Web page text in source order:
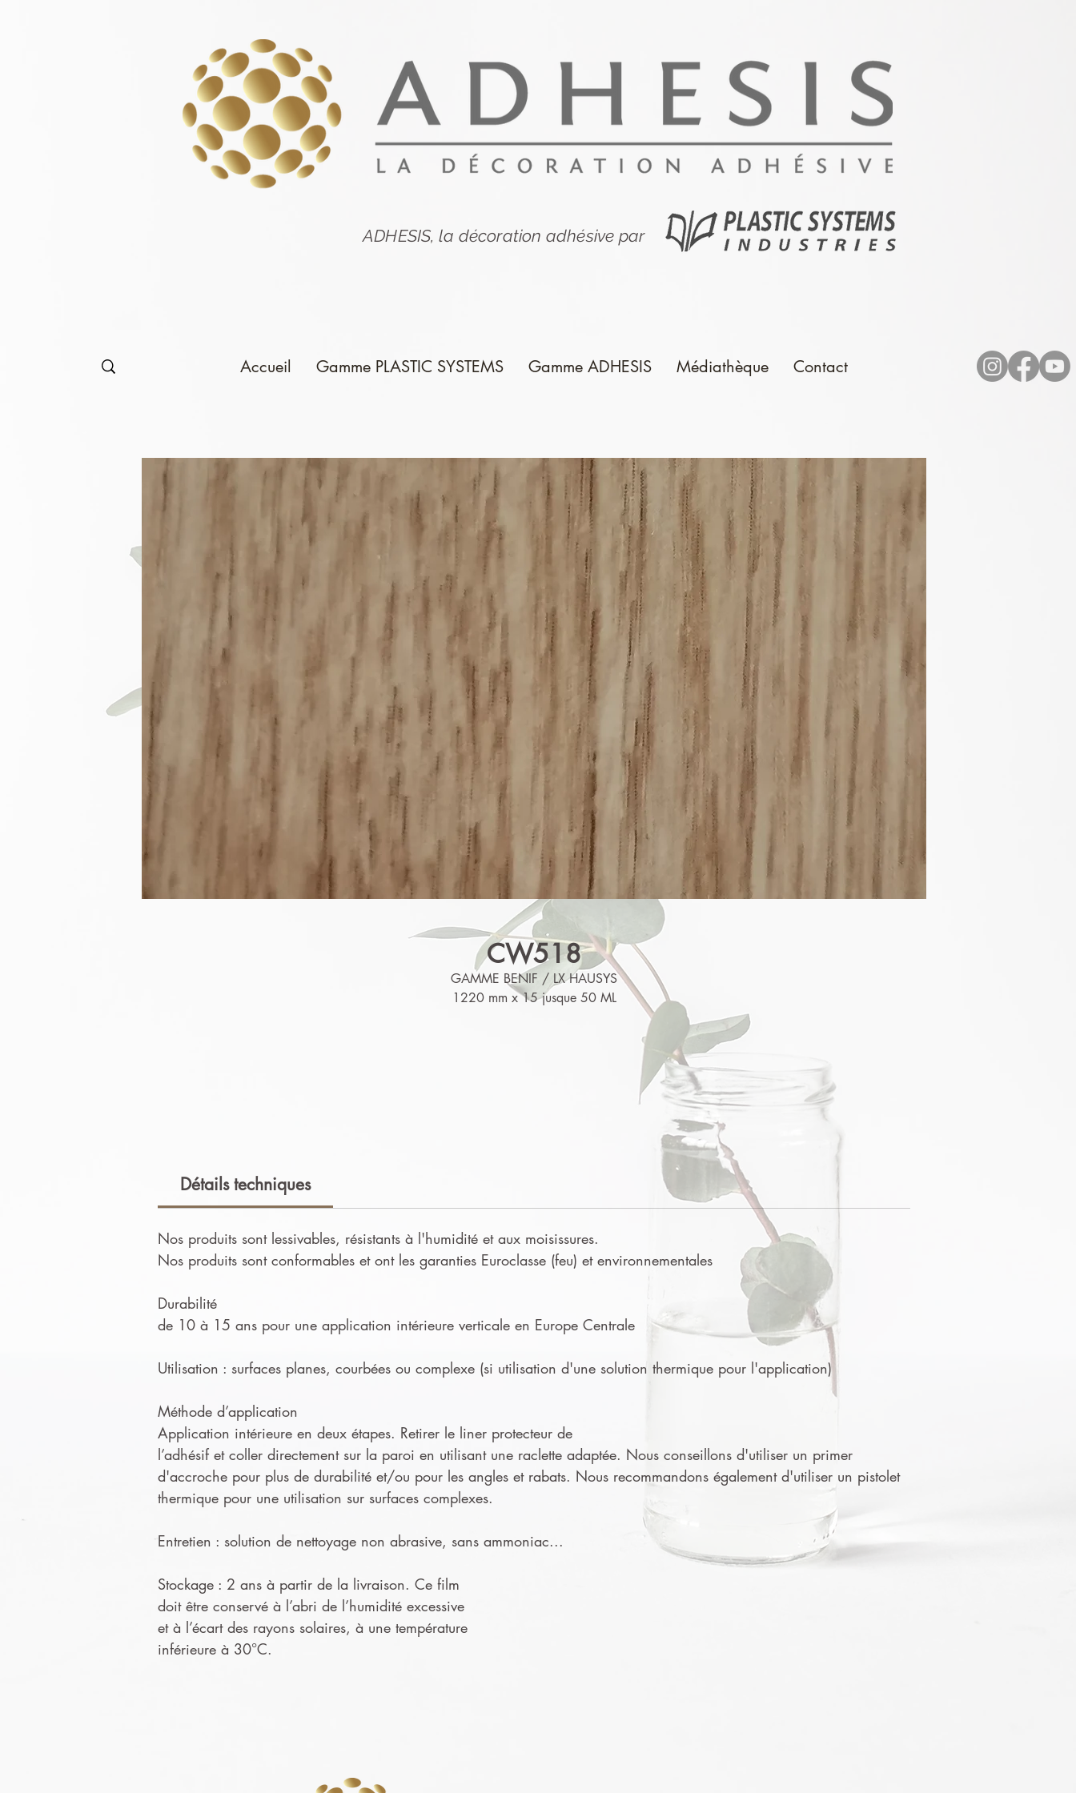
ADHESIS, la décoration adhésive par
Accueil Gamme PLASTIC SYSTEMS Gamme ADHESIS Médiathèque Contact
CW518
GAMME BENIF / LX HAUSYS
1220 mm x 15 jusque 50 ML
Détails techniques
Nos produits sont lessivables, résistants à l'humidité et aux moisissures.
Nos produits sont conformables et ont les garanties Euroclasse (feu) et environnementales
Durabilité
de 10 à 15 ans pour une application intérieure verticale en Europe Centrale
Utilisation : surfaces planes, courbées ou complexe (si utilisation d'une solution thermique pour l'application)
Méthode d’application
Application intérieure en deux étapes. Retirer le liner protecteur de
l’adhésif et coller directement sur la paroi en utilisant une raclette adaptée. Nous conseillons d'utiliser un primer
d'accroche pour plus de durabilité et/ou pour les angles et rabats. Nous recommandons également d'utiliser un pistolet
thermique pour une utilisation sur surfaces complexes.
Entretien : solution de nettoyage non abrasive, sans ammoniac...
Stockage : 2 ans à partir de la livraison. Ce film
doit être conservé à l’abri de l’humidité excessive
et à l’écart des rayons solaires, à une température
inférieure à 30°C.